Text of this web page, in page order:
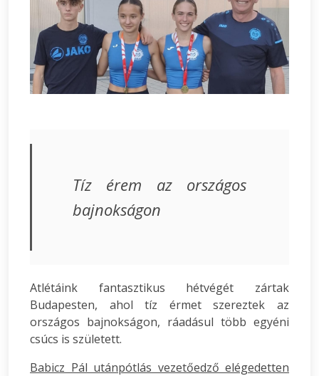
Tíz érem az országos
bajnokságon
Atlétáink fantasztikus hétvégét zártak
Budapesten, ahol tíz érmet szereztek az
országos bajnokságon, ráadásul több egyéni
csúcs is született.
Babicz Pál utánpótlás vezetőedző elégedetten